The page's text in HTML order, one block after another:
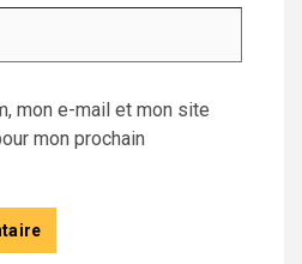
mon e-mail et mon site
mon prochain